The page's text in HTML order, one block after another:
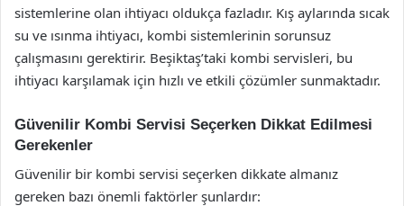
sistemlerine olan ihtiyacı oldukça fazladır. Kış aylarında sıcak
su ve ısınma ihtiyacı, kombi sistemlerinin sorunsuz
çalışmasını gerektirir. Beşiktaş’taki kombi servisleri, bu
ihtiyacı karşılamak için hızlı ve etkili çözümler sunmaktadır.
Güvenilir Kombi Servisi Seçerken Dikkat Edilmesi
Gerekenler
Güvenilir bir kombi servisi seçerken dikkate almanız
gereken bazı önemli faktörler şunlardır: